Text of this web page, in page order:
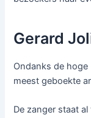
Gerard
Ondanks de
meest geboekte
De zanger staat